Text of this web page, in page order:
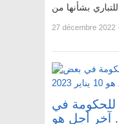
27 décembre 2022 ·
للحكومة في
آخر أجل هو